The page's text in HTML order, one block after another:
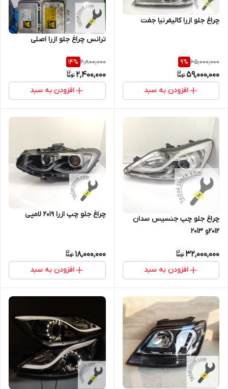
چراغ جلو ازرا کالیفرنیا جفت
65,000,000
9%
59,000,000
افزودن به سبد
ترانس چراغ جلو ازرا اصلی
2,800,000
14%
2,400,000
افزودن به سبد
چراغ جلو چپ جنسیس سدان
2012و 2013
32,000,000
افزودن به سبد
چراغ جلو چپ ازرا 2019 لامپی
18,000,000
افزودن به سبد